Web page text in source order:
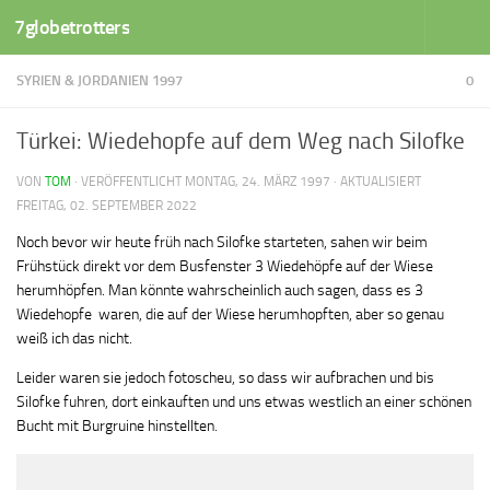
Zum Inhalt springen
7globetrotters
SYRIEN & JORDANIEN 1997 0
Türkei: Wiedehopfe auf dem Weg nach Silofke
VON TOM · VERÖFFENTLICHT MONTAG, 24. MÄRZ 1997 · AKTUALISIERT
FREITAG, 02. SEPTEMBER 2022
Noch bevor wir heute früh nach Silofke starteten, sahen wir beim
Frühstück direkt vor dem Busfenster 3 Wiedehöpfe auf der Wiese
herumhöpfen. Man könnte wahrscheinlich auch sagen, dass es 3
Wiedehopfe waren, die auf der Wiese herumhopften, aber so genau
weiß ich das nicht.
Leider waren sie jedoch fotoscheu, so dass wir aufbrachen und bis
Silofke fuhren, dort einkauften und uns etwas westlich an einer schönen
Bucht mit Burgruine hinstellten.